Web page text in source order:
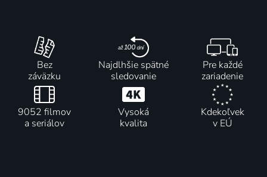
Bez
záväzku
Najdlhšie spätné
sledovanie
Pre každé
zariadenie
9052 filmov
a seriálov
Vysoká
kvalita
Kdekoľvek
v EÚ